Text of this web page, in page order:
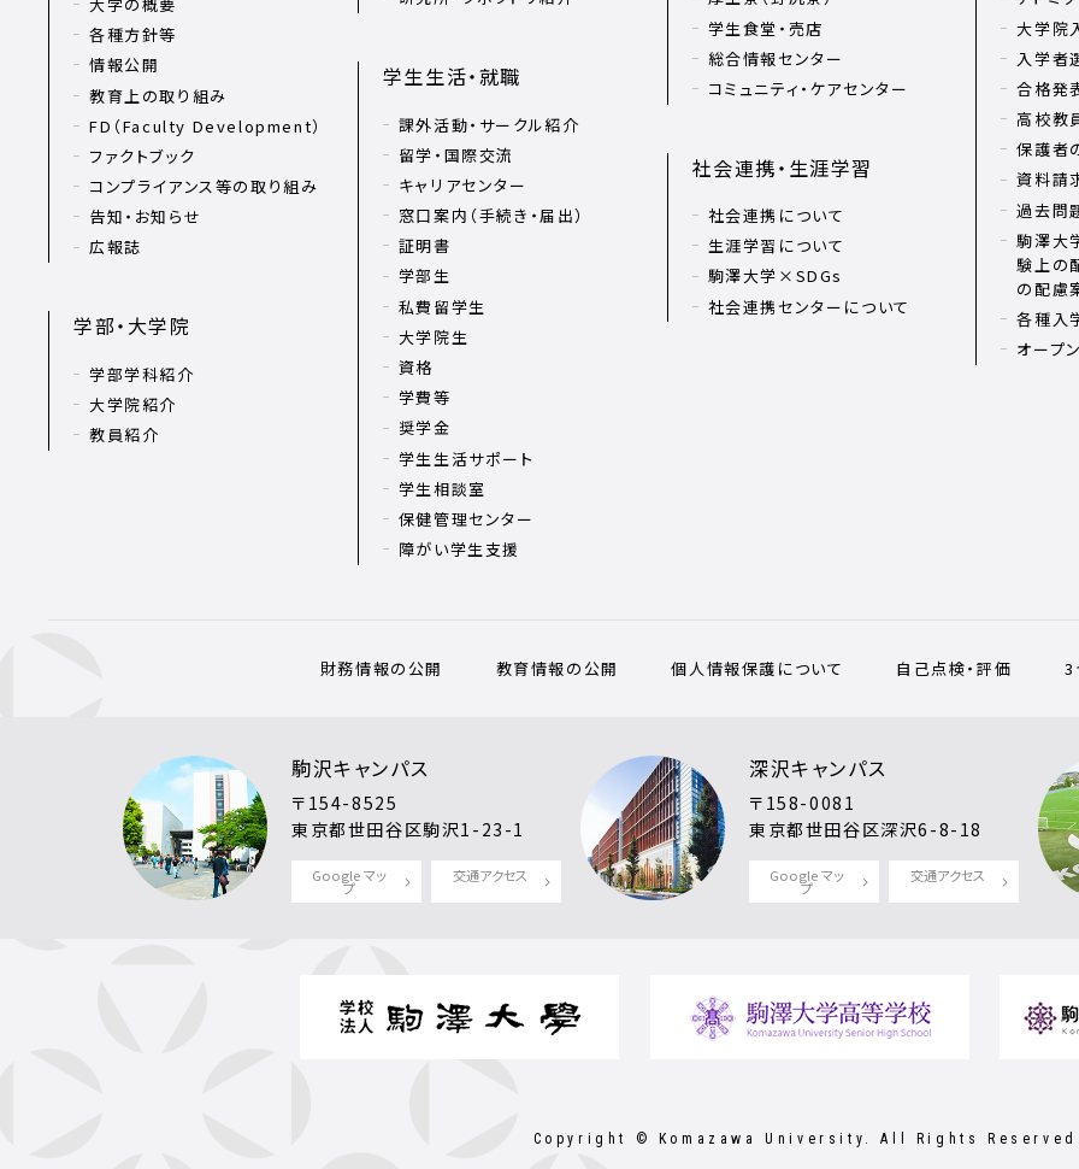
各種方針等
情報公開
教育上の取り組み
FD（Faculty Development）
ファクトブック
コンプライアンス等の取り組み
告知・お知らせ
広報誌
学部・大学院
学部学科紹介
大学院紹介
教員紹介
学生生活・就職
課外活動・サークル紹介
留学・国際交流
キャリアセンター
窓口案内（手続き・届出）
証明書
学部生
私費留学生
大学院生
資格
学費等
奨学金
学生生活サポート
学生相談室
保健管理センター
障がい学生支援
学生食堂・売店
総合情報センター
コミュニティ・ケアセンター
社会連携・生涯学習
社会連携について
生涯学習について
駒澤大学×SDGs
社会連携センターについて
大学院
入学者
合格発
高校教
保護者
資料請
過去問
駒澤大
験上の
の配慮
各種入
オープ
財務情報の公開 教育情報の公開 個人情報保護について 自己点検・評価 3
駒沢キャンパス
〒154-8525
東京都世田谷区駒沢1-23-1
Google マッ
プ
交通アクセス
深沢キャンパス
〒158-0081
東京都世田谷区深沢6-8-18
Google マッ
プ
交通アクセス
Copyright © Komazawa University.All Rights Reserved.